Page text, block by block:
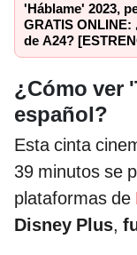
'Háblame' 2023,
GRATIS
de A24?
¿Cómo ver
español?
Esta cinta
39 minutos se
plataformas de
Disney Plus,